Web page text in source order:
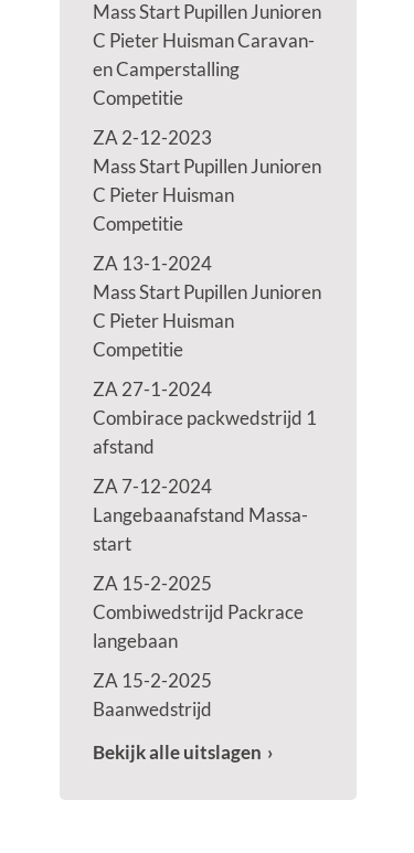
Mass Start Pupillen Junioren
C Pieter Huisman Caravan-
en Camperstalling
Competitie
ZA 2-12-2023
Mass Start Pupillen Junioren
C Pieter Huisman
Competitie
ZA 13-1-2024
Mass Start Pupillen Junioren
C Pieter Huisman
Competitie
ZA 27-1-2024
Combirace packwedstrijd 1
afstand
ZA 7-12-2024
Langebaanafstand Massa-
start
ZA 15-2-2025
Combiwedstrijd Packrace
langebaan
ZA 15-2-2025
Baanwedstrijd
Bekijk alle uitslagen